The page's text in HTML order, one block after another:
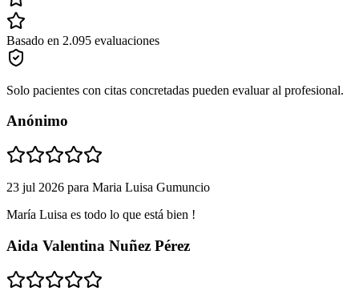
Basado en 2.095 evaluaciones
Solo pacientes con citas concretadas pueden evaluar al profesional.
Anónimo
23 jul 2026 para Maria Luisa Gumuncio
María Luisa es todo lo que está bien !
Aida Valentina Nuñez Pérez